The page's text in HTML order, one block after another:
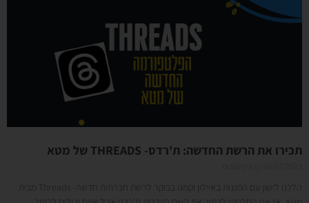
תכירו את הרשת החדשה: ת'רדס- THREADS של מטא
הלכנו לישון עם הפגנות באיילון וקמנו בבוקר לרשת חברתית חדשה- Threads מבית